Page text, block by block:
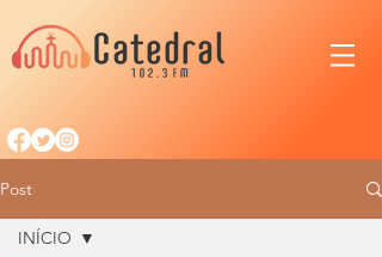
Post
INÍCIO